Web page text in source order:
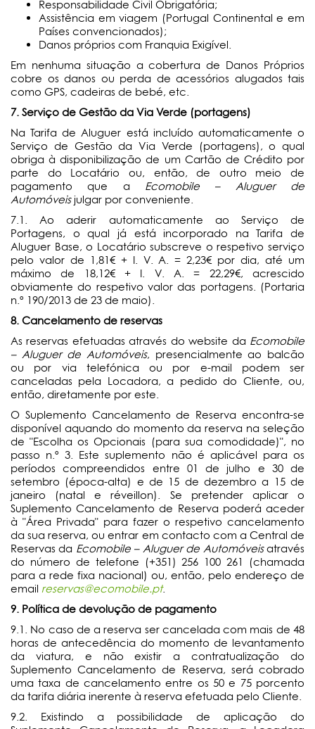
Responsabilidade Civil Obrigatória;
Assistência em viagem (Portugal Continental e em
Países convencionados);
Danos próprios com Franquia Exigível.
Em nenhuma situação a cobertura de Danos Próprios
cobre os danos ou perda de acessórios alugados tais
como GPS, cadeiras de bebé, etc.
7. Serviço de Gestão da Via Verde (portagens)
Na Tarifa de Aluguer está incluído automaticamente o
Serviço de Gestão da Via Verde (portagens), o qual
obriga à disponibilização de um Cartão de Crédito por
parte do Locatário ou, então, de outro meio de
pagamento que a Ecomobile – Aluguer de
Automóveisjulgar por conveniente.
7.1. Ao aderir automaticamente ao Serviço de
Portagens, o qual já está incorporado na Tarifa de
Aluguer Base, o Locatário subscreve o respetivo serviço
pelo valor de 1,81€ + I. V. A. = 2,23€ por dia, até um
máximo de 18,12€ + I. V. A. = 22,29€, acrescido
obviamente do respetivo valor das portagens. (Portaria
n.º 190/2013 de 23 de maio).
8. Cancelamento de reservas
As reservas efetuadas através do website da Ecomobile
– Aluguer de Automóveis, presencialmente ao balcão
ou por via telefónica ou por e-mail podem ser
canceladas pela Locadora, a pedido do Cliente, ou,
então, diretamente por este.
O Suplemento Cancelamento de Reserva encontra-se
disponível aquando do momento da reserva na seleção
de "Escolha os Opcionais (para sua comodidade)", no
passo n.º 3. Este suplemento não é aplicável para os
períodos compreendidos entre 01 de julho e 30 de
setembro (época-alta) e de 15 de dezembro a 15 de
janeiro (natal e réveillon). Se pretender aplicar o
Suplemento Cancelamento de Reserva poderá aceder
à "Área Privada" para fazer o respetivo cancelamento
da sua reserva, ou entrar em contacto com a Central de
Reservas da Ecomobile – Aluguer de Automóveisatravés
do número de telefone (+351) 256 100 261 (chamada
para a rede fixa nacional) ou, então, pelo endereço de
email reservas@ecomobile.pt.
9. Política de devolução de pagamento
9.1. No caso de a reserva ser cancelada com mais de 48
horas de antecedência do momento de levantamento
da viatura, e não existir a contratualização do
Suplemento Cancelamento de Reserva, será cobrado
uma taxa de cancelamento entre os 50 e 75 porcento
da tarifa diária inerente à reserva efetuada pelo Cliente.
9.2. Existindo a possibilidade de aplicação do